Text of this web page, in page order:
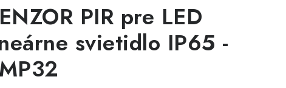
PIR pre LED
svietidlo IP65 -